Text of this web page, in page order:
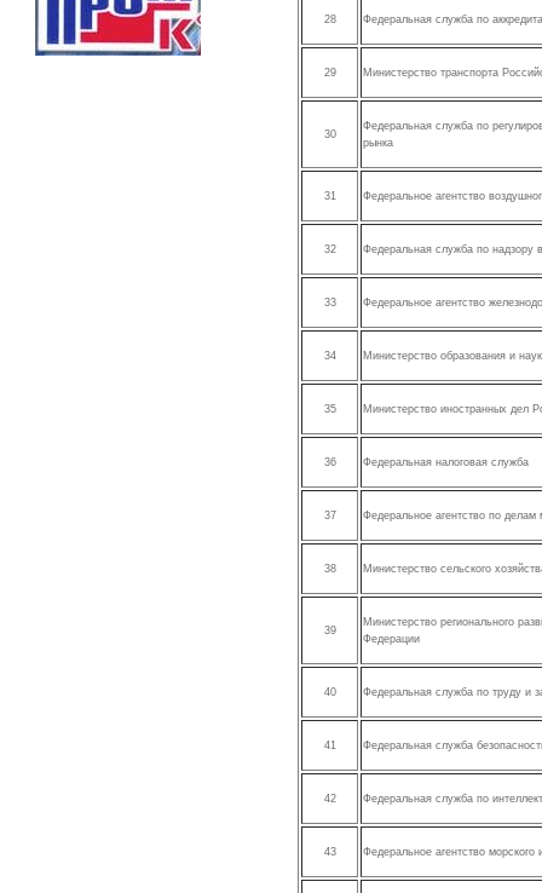
28 Федеральная служба по
29 Министерство транспорта
30
Федеральная служба по
рынка
31 Федеральное агентство
32 Федеральная служба по надзору
33 Федеральное агентство
34 Министерство образования и
35 Министерство иностранных дел
36 Федеральная налоговая служба
37 Федеральное агентство по делам
38 Министерство сельского
39
Министерство регионального
Федерации
40 Федеральная служба по труду и
41 Федеральная служба
42 Федеральная служба по
43 Федеральное агентство морского